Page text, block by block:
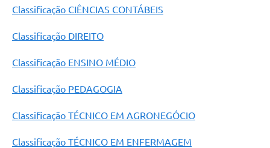
Links
Serviços Online
Telefones Úteis
Classificação CIÊNCIAS CONTÁBEIS
Classificação DIREITO
Classificação ENSINO MÉDIO
Classificação PEDAGOGIA
Classificação TÉCNICO EM AGRONEGÓCIO
Classificação TÉCNICO EM ENFERMAGEM